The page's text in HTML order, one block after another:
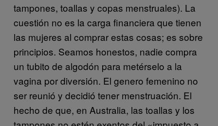
tampones, toallas y copas menstruales). La
cuestión no es la carga financiera que tienen
las mujeres al comprar estas cosas; es sobre
principios. Seamos honestos, nadie compra
un tubito de algodón para metérselo a la
vagina por diversión. El genero femenino no
ser reunió y decidió tener menstruación. El
hecho de que, en Australia, las toallas y los